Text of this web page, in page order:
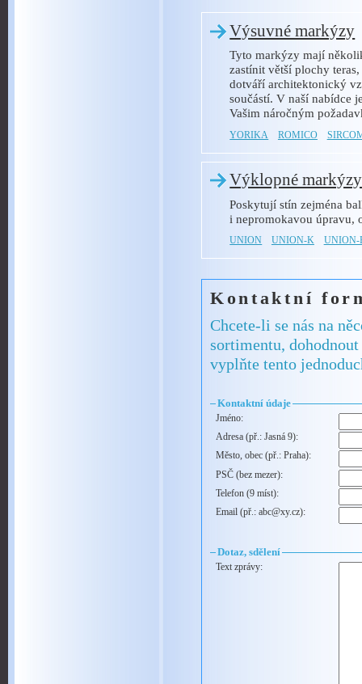
Výsuvné markýzy
Tyto markýzy mají
zastínit větší plochy
dotváří architektonický
součástí. V naší nabídce
Vašim náročným
YORIKA ROMICO
Výklopné markýzy
Poskytují stín zejména
i nepromokavou úpravu,
UNION UNION-K UNION-
Kontaktní
Chcete-li se nás na
sortimentu,
vyplňte tento
Kontaktní údaje
Jméno:
Adresa (př.: Jasná 9):
Město, obec (př.: Praha):
PSČ (bez mezer):
Telefon (9 míst):
Email (př.: abc@xy.cz):
Dotaz, sdělení
Text zprávy: